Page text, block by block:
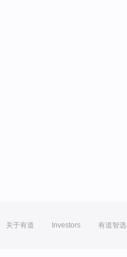
关于有道 Investors 有道智选